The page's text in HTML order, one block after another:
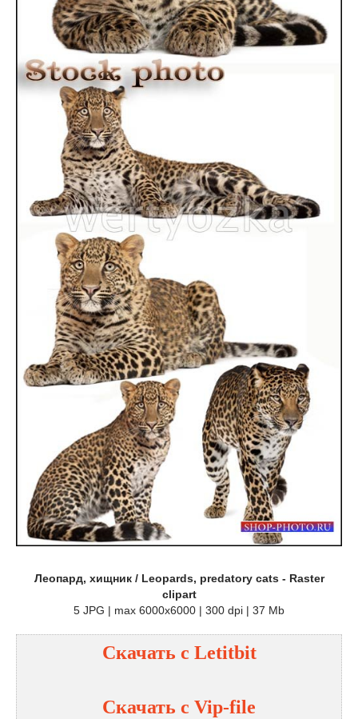
Леопард, хищник / Leopards, predatory cats - Raster
clipart
5 JPG | max 6000x6000 | 300 dpi | 37 Mb
Скачать с Letitbit
Скачать с Vip-file